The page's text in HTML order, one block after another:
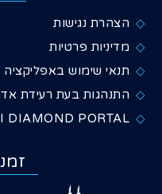
הצהרת נגישות
מדיניות פרטיות
תנאי שימוש באפליקציה
התנהגות בעת רעידת
DIAMOND PORTAL